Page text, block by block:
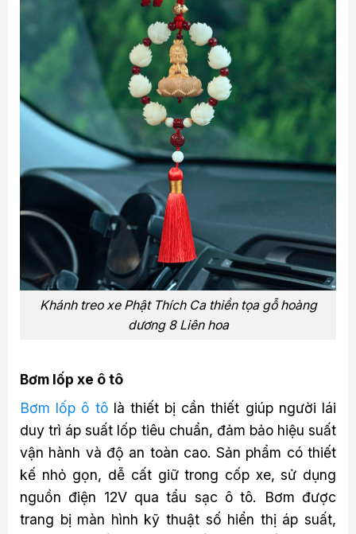
Khánh treo xe Phật Thích Ca thiền tọa gỗ hoàng
dương 8 Liên hoa
Bơm lốp xe ô tô
Bơm lốp ô tôlà thiết bị cần thiết giúp người lái
duy trì áp suất lốp tiêu chuẩn, đảm bảo hiệu suất
vận hành và độ an toàn cao. Sản phẩm có thiết
kế nhỏ gọn, dễ cất giữ trong cốp xe, sử dụng
nguồn điện 12V qua tẩu sạc ô tô. Bơm được
trang bị màn hình kỹ thuật số hiển thị áp suất,